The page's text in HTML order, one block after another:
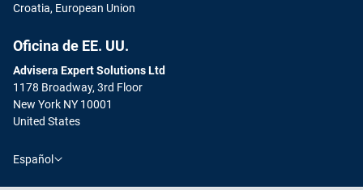
Croatia, European Union
Oficina de EE. UU.
Advisera Expert Solutions Ltd
1178 Broadway, 3rd Floor
New York NY 10001
United States
Español